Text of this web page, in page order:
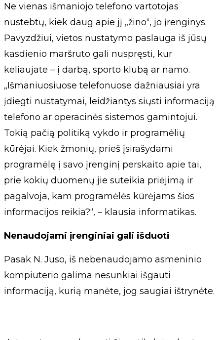
Ne vienas išmaniojo telefono vartotojas
nustebtų, kiek daug apie jį „žino“, jo įrenginys.
Pavyzdžiui, vietos nustatymo paslauga iš jūsų
kasdienio maršruto gali nuspręsti, kur
keliaujate – į darbą, sporto klubą ar namo.
„Išmaniuosiuose telefonuose dažniausiai yra
įdiegti nustatymai, leidžiantys siųsti informaciją
telefono ar operacinės sistemos gamintojui.
Tokią pačią politiką vykdo ir programėlių
kūrėjai. Kiek žmonių, prieš įsirašydami
programėlę į savo įrenginį perskaito apie tai,
prie kokių duomenų jie suteikia priėjimą ir
pagalvoja, kam programėlės kūrėjams šios
informacijos reikia?“, – klausia informatikas.
Nenaudojami įrenginiai gali išduoti
Pasak N. Juso, iš nebenaudojamo asmeninio
kompiuterio galima nesunkiai išgauti
informaciją, kurią manėte, jog saugiai ištrynėte.